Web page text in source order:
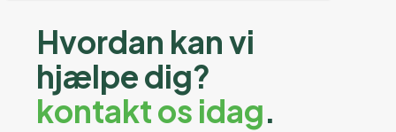
Hvordan kan vi
hjælpe dig?
kontakt os idag.